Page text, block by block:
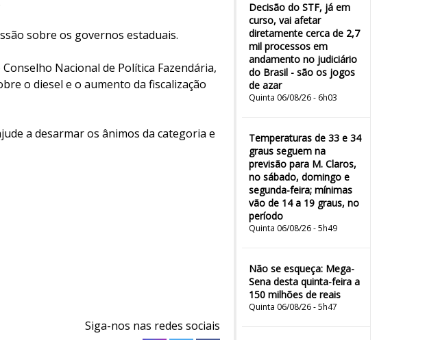
Decisão do STF, já em
curso, vai afetar
diretamente cerca de 2,7
mil processos em
andamento no judiciário
do Brasil - são os jogos
de azar
Quinta 06/08/26 - 6h03
Temperaturas de 33 e 34
graus seguem na
previsão para M. Claros,
no sábado, domingo e
segunda-feira; mínimas
vão de 14 a 19 graus, no
período
Quinta 06/08/26 - 5h49
Não se esqueça: Mega-
Sena desta quinta-feira a
150 milhões de reais
Quinta 06/08/26 - 5h47
sobre os governos estaduais.
Nacional de Política Fazendária,
o diesel e o aumento da fiscalização
a desarmar os ânimos da categoria e
Siga-nos nas redes sociais